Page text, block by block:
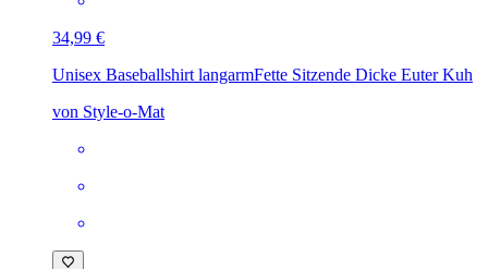
34,99 €
Unisex Baseballshirt langarmFette Sitzende Dicke Euter Kuh
von Style-o-Mat